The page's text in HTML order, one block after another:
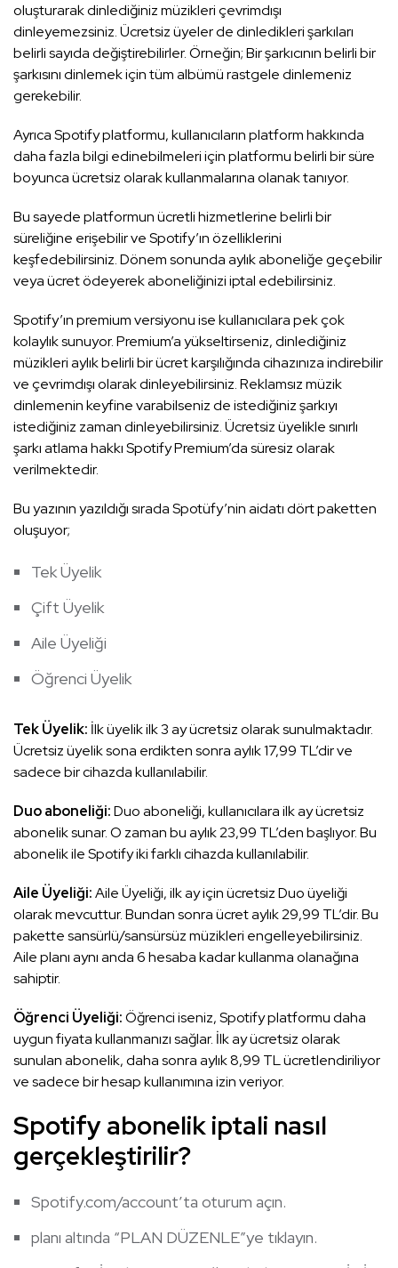
oluşturarak dinlediğiniz müzikleri çevrimdışı
dinleyemezsiniz. Ücretsiz üyeler de dinledikleri şarkıları
belirli sayıda değiştirebilirler. Örneğin; Bir şarkıcının belirli bir
şarkısını dinlemek için tüm albümü rastgele dinlemeniz
gerekebilir.
Ayrıca Spotify platformu, kullanıcıların platform hakkında
daha fazla bilgi edinebilmeleri için platformu belirli bir süre
boyunca ücretsiz olarak kullanmalarına olanak tanıyor.
Bu sayede platformun ücretli hizmetlerine belirli bir
süreliğine erişebilir ve Spotify’ın özelliklerini
keşfedebilirsiniz. Dönem sonunda aylık aboneliğe geçebilir
veya ücret ödeyerek aboneliğinizi iptal edebilirsiniz.
Spotify’ın premium versiyonu ise kullanıcılara pek çok
kolaylık sunuyor. Premium’a yükseltirseniz, dinlediğiniz
müzikleri aylık belirli bir ücret karşılığında cihazınıza indirebilir
ve çevrimdışı olarak dinleyebilirsiniz. Reklamsız müzik
dinlemenin keyfine varabilseniz de istediğiniz şarkıyı
istediğiniz zaman dinleyebilirsiniz. Ücretsiz üyelikle sınırlı
şarkı atlama hakkı Spotify Premium’da süresiz olarak
verilmektedir.
Bu yazının yazıldığı sırada Spotüfy’nin aidatı dört paketten
oluşuyor;
Tek Üyelik
Çift Üyelik
Aile Üyeliği
Öğrenci Üyelik
Tek Üyelik: İlk üyelik ilk 3 ay ücretsiz olarak sunulmaktadır.
Ücretsiz üyelik sona erdikten sonra aylık 17,99 TL’dir ve
sadece bir cihazda kullanılabilir.
Duo aboneliği:Duo aboneliği, kullanıcılara ilk ay ücretsiz
abonelik sunar. O zaman bu aylık 23,99 TL’den başlıyor. Bu
abonelik ile Spotify iki farklı cihazda kullanılabilir.
Aile Üyeliği:Aile Üyeliği, ilk ay için ücretsiz Duo üyeliği
olarak mevcuttur. Bundan sonra ücret aylık 29,99 TL’dir. Bu
pakette sansürlü/sansürsüz müzikleri engelleyebilirsiniz.
Aile planı aynı anda 6 hesaba kadar kullanma olanağına
sahiptir.
Öğrenci Üyeliği:Öğrenci iseniz, Spotify platformu daha
uygun fiyata kullanmanızı sağlar. İlk ay ücretsiz olarak
sunulan abonelik, daha sonra aylık 8,99 TL ücretlendiriliyor
ve sadece bir hesap kullanımına izin veriyor.
Spotify abonelik iptali nasıl
gerçekleştirilir?
Spotify.com/account’ta oturum açın.
planı altında “PLAN DÜZENLE”ye tıklayın.